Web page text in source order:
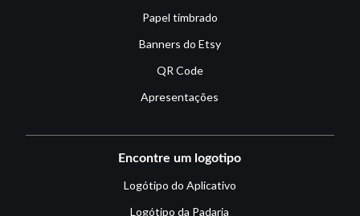
Papel timbrado
Banners do Etsy
QR Code
Apresentações
Encontre um logotipo
Logótipo do Aplicativo
Logótipo da Padaria